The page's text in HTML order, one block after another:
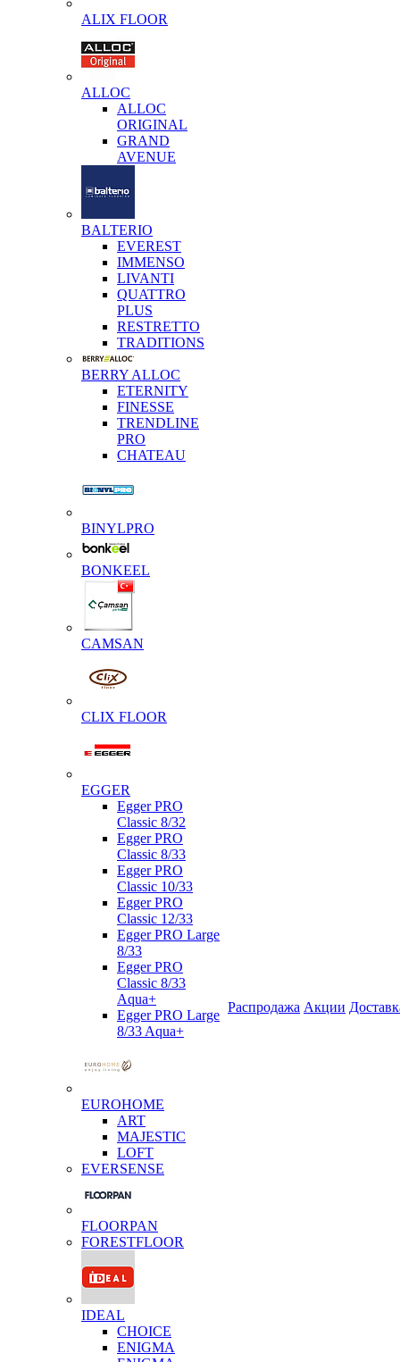
ALIX FLOOR
ALLOC
ALLOC
ORIGINAL
GRAND
AVENUE
BALTERIO
EVEREST
IMMENSO
LIVANTI
QUATTRO
PLUS
RESTRETTO
TRADITIONS
BERRY ALLOC
ETERNITY
FINESSE
TRENDLINE
PRO
CHATEAU
BINYLPRO
BONKEEL
CAMSAN
CLIX FLOOR
EGGER
Egger PRO
Classic 8/32
Egger PRO
Classic 8/33
Egger PRO
Classic 10/33
Egger PRO
Classic 12/33
Egger PRO Large
8/33
Egger PRO
Classic 8/33
Aqua+
Egger PRO Large
8/33 Aqua+
EUROHOME
ART
MAJESTIC
LOFT
EVERSENSE
FLOORPAN
FORESTFLOOR
IDEAL
CHOICE
ENIGMA
Распродажа Акции